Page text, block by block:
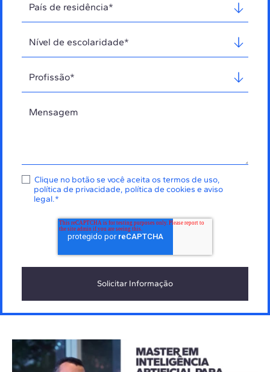
Clique no botão se você aceita os termos de uso,
política de privacidade, política de cookies e aviso
legal.*